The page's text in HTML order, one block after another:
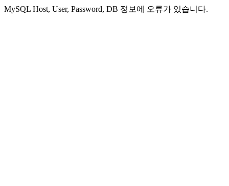
MySQL Host, User, Password, DB 정보에 오류가 있습니다.